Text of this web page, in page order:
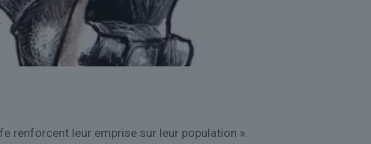
renforcent leur emprise sur leur population ».